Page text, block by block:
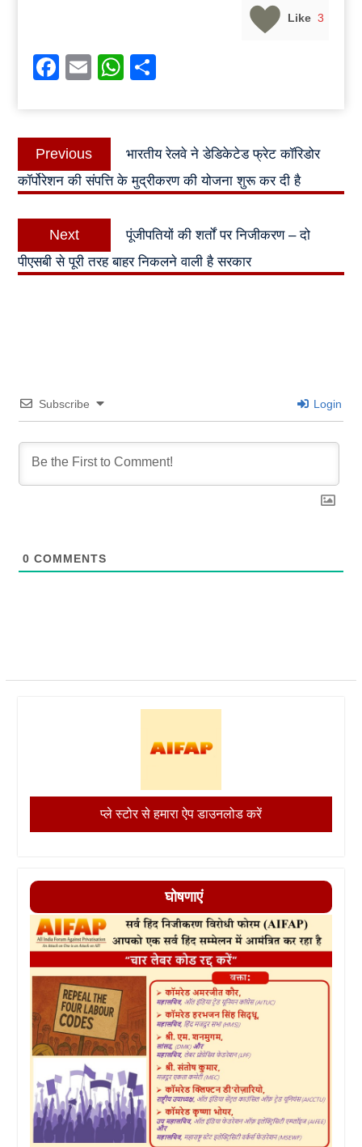
Like 3
Facebook
EmailWhatsApp
Post
navigation
Previous
Previous
post:
भारतीय रेलवे ने डेडिकेटेड फ्रेट कॉरिडोर
कॉर्पोरेशन की संपत्ति के मुद्रीकरण की योजना शुरू कर दी है
Next
Next
post:
पूंजीपतियों की शर्तों पर निजीकरण – दो
पीएसबी से पूरी तरह बाहर निकलने वाली है सरकार
Subscribe Login
0 COMMENTS
प्ले स्टोर से हमारा ऐप डाउनलोड करें
घोषणाएं